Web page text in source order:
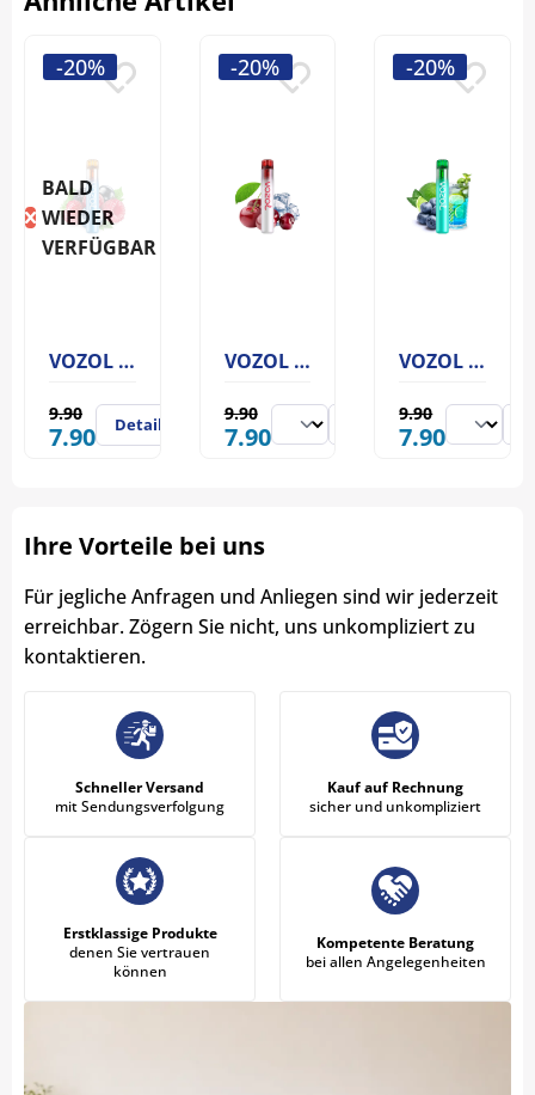
BALD
WIEDER
VERFÜGBAR
VOZOL Neon 800 Forest Berry Storm
7.90
9.90
-20%
Details
VOZOL Neon 800 Cherry Ice
7.90
9.90
-20%
VOZOL Neon 800 Blue Mojito
7.90
9.90
-20%
Ihre Vorteile bei uns
Für jegliche Anfragen und Anliegen sind wir jederzeit
erreichbar. Zögern Sie nicht, uns unkompliziert zu
kontaktieren.
Schneller Versand
mit Sendungsverfolgung
Kauf auf Rechnung
sicher und unkompliziert
Erstklassige Produkte
denen Sie vertrauen
können
Kompetente Beratung
bei allen Angelegenheiten